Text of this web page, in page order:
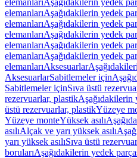
elemanlarıAşağıdakilerin yedek
elemanlarıAşağıdakilerin yedek
elemanlarıAşağıdakilerin yedek
elemanlarıAşağıdakilerin yedek
elemanlarıAşağıdakilerin yedek
elemanlarıAşağıdakilerin yedek
elemanlarıAksesuarlar
AksesuarlarSabitlemeler için
Sabitlemeler içinSıva üstü
rezervuarlar, plastikAşağıdakilerin
üstü rezervuarlar, plastikYüzeye
Yüzeye monteYüksek asılı
asılıAlçak ve yarı yüksek asılı
yarı yüksek asılıSıva üstü
borularıAşağıdakilerin yedek